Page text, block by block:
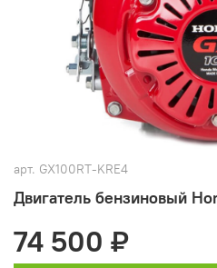
арт. GX100RT-KRE4
Двигатель бензиновый
74 500 ₽